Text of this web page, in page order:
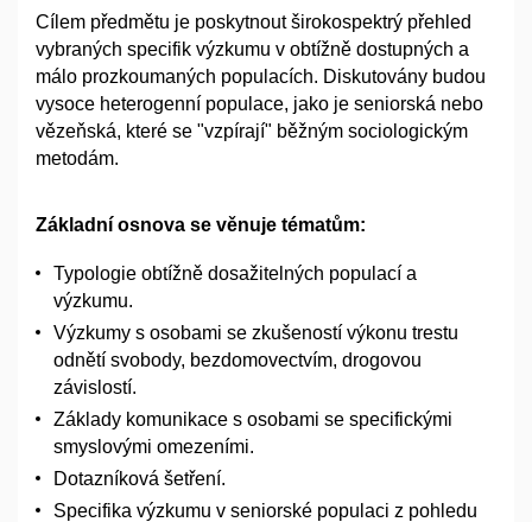
Cílem předmětu je poskytnout širokospektrý přehled
vybraných specifik výzkumu v obtížně dostupných a
málo prozkoumaných populacích. Diskutovány budou
vysoce heterogenní populace, jako je seniorská nebo
vězeňská, které se "vzpírají" běžným sociologickým
metodám.
Základní osnova se věnuje tématům:
Typologie obtížně dosažitelných populací a
výzkumu.
Výzkumy s osobami se zkušeností výkonu trestu
odnětí svobody, bezdomovectvím, drogovou
závislostí.
Základy komunikace s osobami se specifickými
smyslovými omezeními.
Dotazníková šetření.
Specifika výzkumu v seniorské populaci z pohledu